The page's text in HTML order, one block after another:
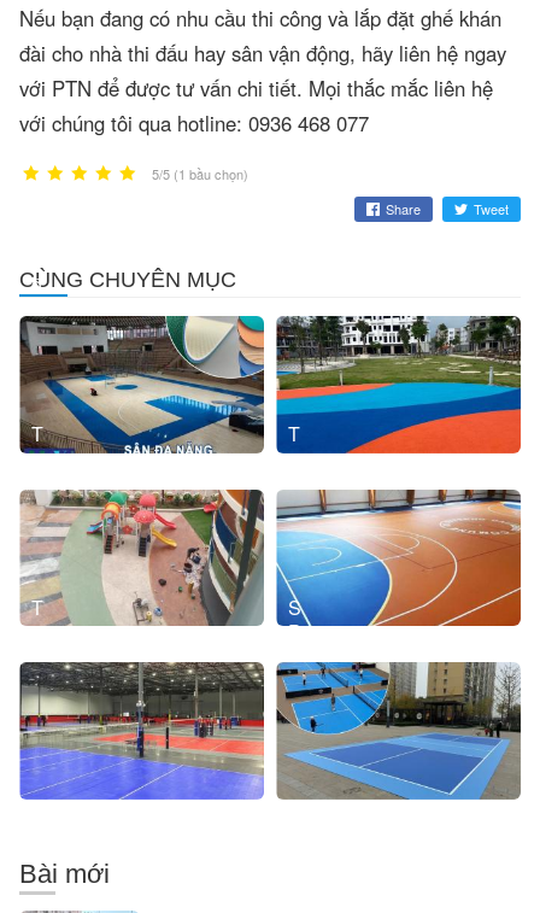
Nếu bạn đang có nhu cầu thi công và lắp đặt ghế khán
đài cho nhà thi đấu hay sân vận động, hãy liên hệ ngay
với PTN để được tư vấn chi tiết. Mọi thắc mắc liên hệ
với chúng tôi qua hotline: 0936 468 077
5/5 (1 bầu chọn)
Share
Tweet
CÙNG CHUYÊN MỤC
đa
cao
su
Thi
công
cao
su
EPDM
Thi
công
sàn
vinyl
sân
bóng
rổ
Thi
công
sân
bóng
chuyền
giá
rẻ
Sân
Pickleball
tiêu
chuẩn
quốc
tế
Bài mới